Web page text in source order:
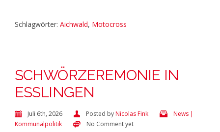
Schlagwörter: Aichwald, Motocross
SCHWÖRZEREMONIE IN
ESSLINGEN
Juli 6th, 2026 Posted byNicolas Fink
News |
Kommunalpolitik
No Comment yet